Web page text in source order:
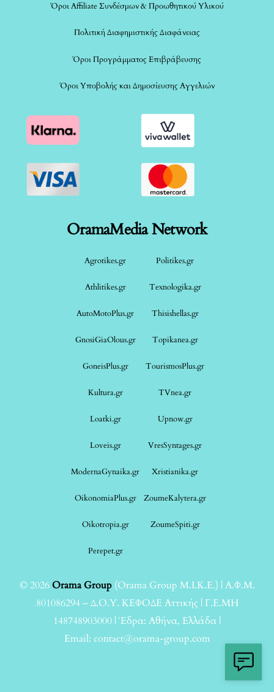
Όροι Affiliate Συνδέσμων & Προωθητικού Υλικού
Πολιτική Διαφημιστικής Διαφάνειας
Όροι Προγράμματος Επιβράβευσης
Όροι Υποβολής και Δημοσίευσης Αγγελιών
OramaMedia Network
Agrotikes.gr Politikes.gr
Athlitikes.gr Texnologika.gr
AutoMotoPlus.gr Thisishellas.gr
GnosiGiaOlous.gr Topikanea.gr
GoneisPlus.gr TourismosPlus.gr
Kultura.gr TVnea.gr
Loatki.gr Upnow.gr
Loveis.gr VresSyntages.gr
ModernaGynaika.gr Xristianika.gr
OikonomiaPlus.gr ZoumeKalytera.gr
Oikotropia.gr ZoumeSpiti.gr
Perepet.gr
© 2026Orama Group(Orama Group Μ.Ι.Κ.Ε.) | Α.Φ.Μ.
801086294 – Δ.Ο.Υ. ΚΕΦΟΔΕ Αττικής | Γ.Ε.ΜΗ
148748903000 | Έδρα: Αθήνα, Ελλάδα |
Email: contact@orama-group.com